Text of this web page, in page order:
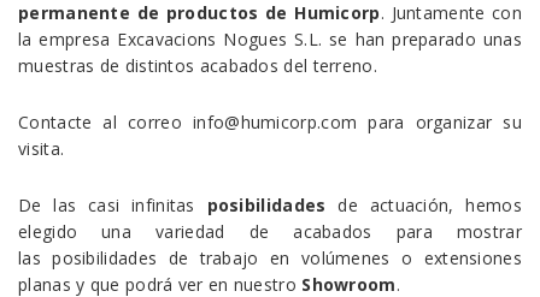
permanente de productos de Humicorp. Juntamente con
la empresa Excavacions Nogues S.L. se han preparado unas
muestras de distintos acabados del terreno.
Contacte al correo info@humicorp.com para organizar su
visita.
De las casi infinitas posibilidades de actuación, hemos
elegido una variedad de acabados para mostrar
las posibilidades de trabajo en volúmenes o extensiones
planas y que podrá ver en nuestro Showroom.